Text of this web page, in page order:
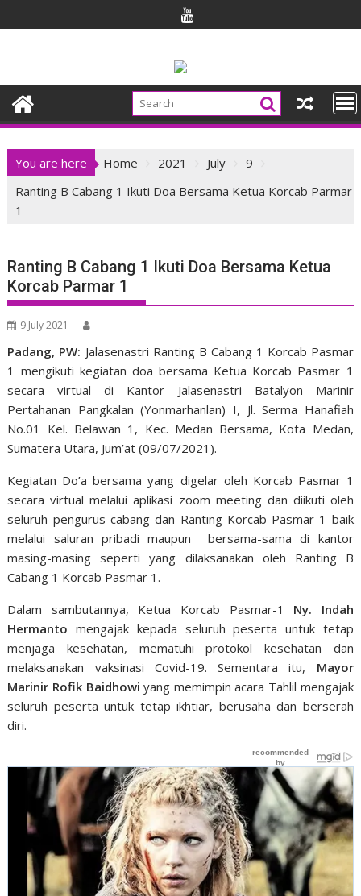
to
You are here Home 2021 July
9
Ranting B Cabang 1 Ikuti Doa Bersama Ketua Korcab Parmar
1
Ranting B Cabang 1 Ikuti Doa Bersama Ketua
Korcab Parmar 1
9 July 2021
Padang, PW: Jalasenastri Ranting B Cabang 1 Korcab Pasmar
1 mengikuti kegiatan doa bersama Ketua Korcab Pasmar 1
secara virtual di Kantor Jalasenastri Batalyon Marinir
Pertahanan Pangkalan (Yonmarhanlan) I, Jl. Serma Hanafiah
No.01 Kel. Belawan 1, Kec. Medan Bersama, Kota Medan,
Sumatera Utara, Jum’at (09/07/2021).
Kegiatan Do’a bersama yang digelar oleh Korcab Pasmar 1
secara virtual melalui aplikasi zoom meeting dan diikuti oleh
seluruh pengurus cabang dan Ranting Korcab Pasmar 1 baik
melalui saluran pribadi maupun bersama-sama di kantor
masing-masing seperti yang dilaksanakan oleh Ranting B
Cabang 1 Korcab Pasmar 1.
Dalam sambutannya, Ketua Korcab Pasmar-1 Ny. Indah
Hermanto mengajak kepada seluruh peserta untuk tetap
menjaga kesehatan, mematuhi protokol kesehatan dan
melaksanakan vaksinasi Covid-19. Sementara itu, Mayor
Marinir Rofik Baidhowi yang memimpin acara Tahlil mengajak
seluruh peserta untuk tetap ikhtiar, berusaha dan berserah
diri.